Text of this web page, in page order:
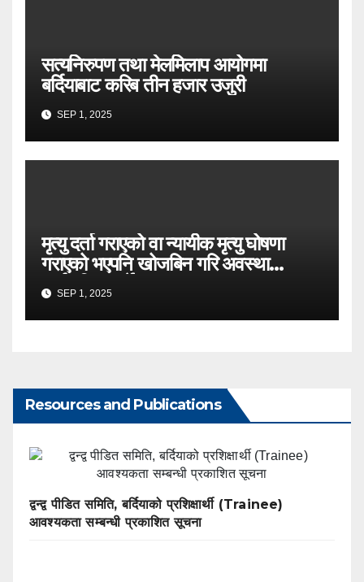
सत्यनिरुपण तथा मेलमिलाप आयोगमा
बर्दियाबाट करिब तीन हजार उजुरी
SEP 1, 2025
मृत्यु दर्ता गराएको वा न्यायीक मृत्यु घोषणा
गराएको भएपनि खोजबिन गरि अवस्था
सार्वजनिक गर्ने
SEP 1, 2025
Resources and Publications
द्वन्द्व पीडित समिति, बर्दियाको प्रशिक्षार्थी (Trainee)
आवश्यकता सम्बन्धी प्रकाशित सूचना